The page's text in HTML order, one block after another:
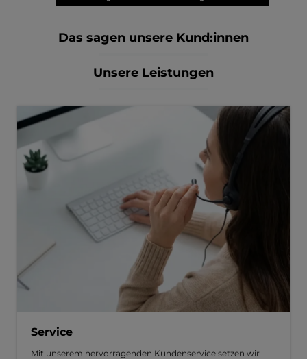
Das sagen unsere Kund:innen
Unsere Leistungen
Service
Mit unserem hervorragenden Kundenservice setzen wir